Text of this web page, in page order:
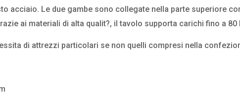
acciaio. Le due gambe sono collegate nella parte superiore
ai materiali di alta qualit?, il tavolo supporta carichi fino a 80
di attrezzi particolari se non quelli compresi nella